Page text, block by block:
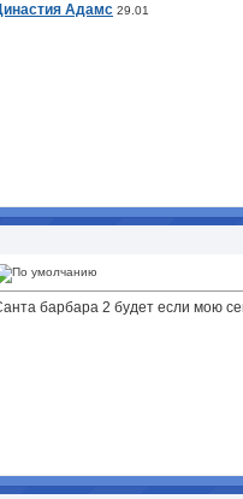
Адамс 29.01
барбара 2 будет если мою